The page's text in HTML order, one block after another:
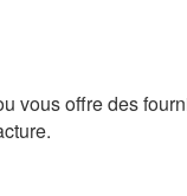
vous offre des